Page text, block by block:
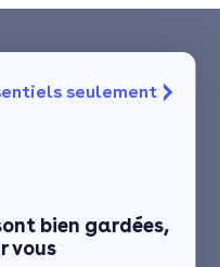
seulement
bien gardées,
vous